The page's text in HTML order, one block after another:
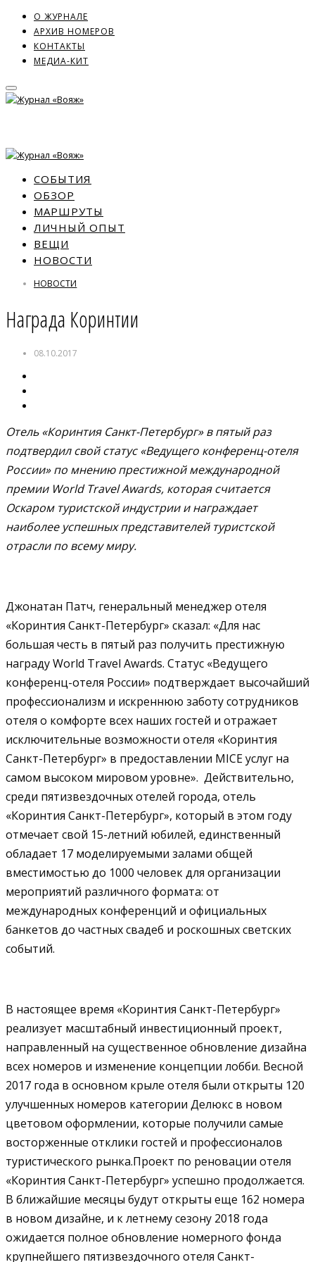
О ЖУРНАЛЕ
АРХИВ НОМЕРОВ
КОНТАКТЫ
МЕДИА-КИТ
СОБЫТИЯ
ОБЗОР
МАРШРУТЫ
ЛИЧНЫЙ ОПЫТ
ВЕЩИ
НОВОСТИ
НОВОСТИ
Награда Коринтии
08.10.2017
Отель «Коринтия Санкт-Петербург» в пятый раз
подтвердил свой статус «Ведущего конференц-отеля
России» по мнению престижной международной
премии World Travel Awards, которая считается
Оскаром туристской индустрии и награждает
наиболее успешных представителей туристской
отрасли по всему миру.
Джонатан Патч, генеральный менеджер отеля
«Коринтия Санкт-Петербург» сказал: «Для нас
большая честь в пятый раз получить престижную
награду World Travel Awards. Статус «Ведущего
конференц-отеля России» подтверждает высочайший
профессионализм и искреннюю заботу сотрудников
отеля о комфорте всех наших гостей и отражает
исключительные возможности отеля «Коринтия
Санкт-Петербург» в предоставлении MICE услуг на
самом высоком мировом уровне». Действительно,
среди пятизвездочных отелей города, отель
«Коринтия Санкт-Петербург», который в этом году
отмечает свой 15-летний юбилей, единственный
обладает 17 моделируемыми залами общей
вместимостью до 1000 человек для организации
мероприятий различного формата: от
международных конференций и официальных
банкетов до частных свадеб и роскошных светских
событий.
В настоящее время «Коринтия Санкт-Петербург»
реализует масштабный инвестиционный проект,
направленный на существенное обновление дизайна
всех номеров и изменение концепции лобби. Весной
2017 года в основном крыле отеля были открыты 120
улучшенных номеров категории Делюкс в новом
цветовом оформлении, которые получили самые
восторженные отклики гостей и профессионалов
туристического рынка.Проект по реновации отеля
«Коринтия Санкт-Петербург» успешно продолжается.
В ближайшие месяцы будут открыты еще 162 номера
в новом дизайне, и к летнему сезону 2018 года
ожидается полное обновление номерного фонда
крупнейшего пятизвездочного отеля Санкт-